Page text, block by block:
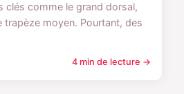
clés comme le grand dorsal,
trapèze moyen. Pourtant, des
4 min de lecture →